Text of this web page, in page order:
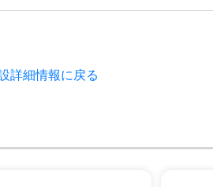
詳細情報に戻る